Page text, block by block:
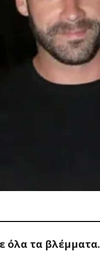
όλα τα βλέμματα.